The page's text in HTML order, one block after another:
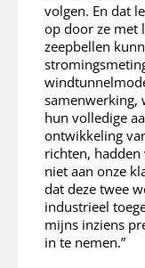
volgen. En dat
op door ze met
zeepbellen
samenwerking,
hun volledige
ontwikkeling
richten,
niet aan onze
dat deze twee
industrieel
mijns inziens
in te nemen.”